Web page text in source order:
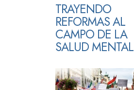
TRAYENDO
REFORMAS AL
CAMPO DE LA
SALUD MENTAL